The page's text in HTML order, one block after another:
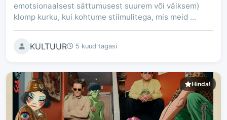
emotsionaalsest sättumusest suurem või väiksem)
klomp kurku, kui kohtume stiimulitega, mis meid ...
KULTUUR 5 kuud tagasi
Hinda!